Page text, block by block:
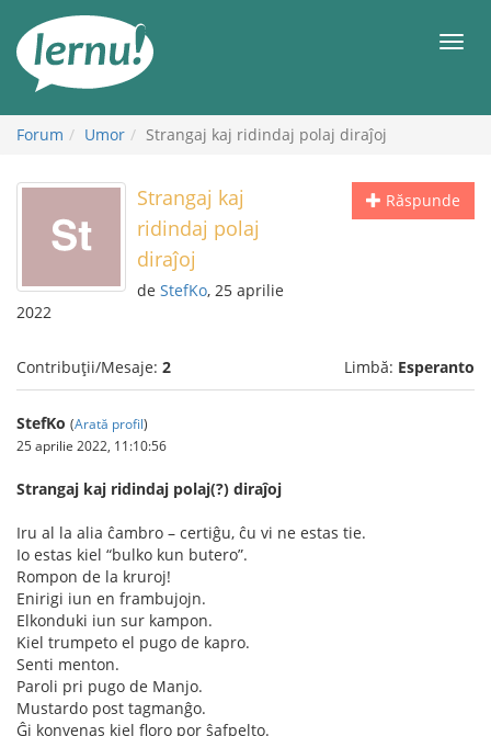
conținut
Forum Umor Strangaj kaj ridindaj polaj diraĵoj
Răspunde
Strangaj kaj
ridindaj polaj
diraĵoj
de StefKo, 25 aprilie
2022
Contribuții/Mesaje: 2 Limbă: Esperanto
StefKo (Arată profil)
25 aprilie 2022, 11:10:56
Strangaj kaj ridindaj polaj(?) diraĵoj
Iru al la alia ĉambro – certiĝu, ĉu vi ne estas tie.
Io estas kiel “bulko kun butero”.
Rompon de la kruroj!
Enirigi iun en frambujojn.
Elkonduki iun sur kampon.
Kiel trumpeto el pugo de kapro.
Senti menton.
Paroli pri pugo de Manjo.
Mustardo post tagmanĝo.
Ĝi konvenas kiel floro por ŝafpelto.